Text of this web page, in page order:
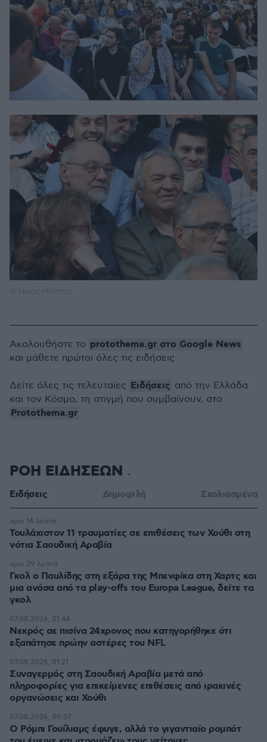
Ακολουθήστε το protothema.gr στο Google News
και μάθετε πρώτοι όλες τις ειδήσεις
Δείτε όλες τις τελευταίες Ειδήσεις από την Ελλάδα
και τον Κόσμο, τη στιγμή που συμβαίνουν, στο
Protothema.gr
ΡΟΗ ΕΙΔΗΣΕΩΝ
Ειδήσεις Δημοφιλή Σχολιασμένα
Τουλάχιστον 11 τραυματίες σε επιθέσεις των Χούθι στη
νότια Σαουδική Αραβία
πριν 14 λεπτά
Γκολ ο Παυλίδης στη εξάρα της Μπενφίκα στη Χαρτς και
μια ανάσα από τα play-offs του Europa League, δείτε τα
γκολ
πριν 39 λεπτά
Νεκρός σε πισίνα 24χρονος που κατηγορήθηκε ότι
εξαπάτησε πρώην αστέρες του NFL
07.08.2026, 01:44
Συναγερμός στη Σαουδική Αραβία μετά από
πληροφορίες για επικείμενες επιθέσεις από ιρακινές
οργανώσεις και Χούθι
07.08.2026, 01:21
Ο Ρόμπι Γουίλιαμς έφυγε, αλλά το γιγαντιαίο ρομπότ
07.08.2026, 00:57